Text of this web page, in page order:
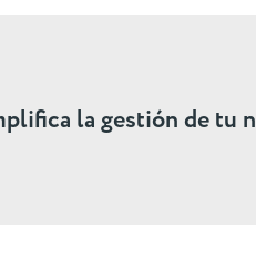
la gestión de tu